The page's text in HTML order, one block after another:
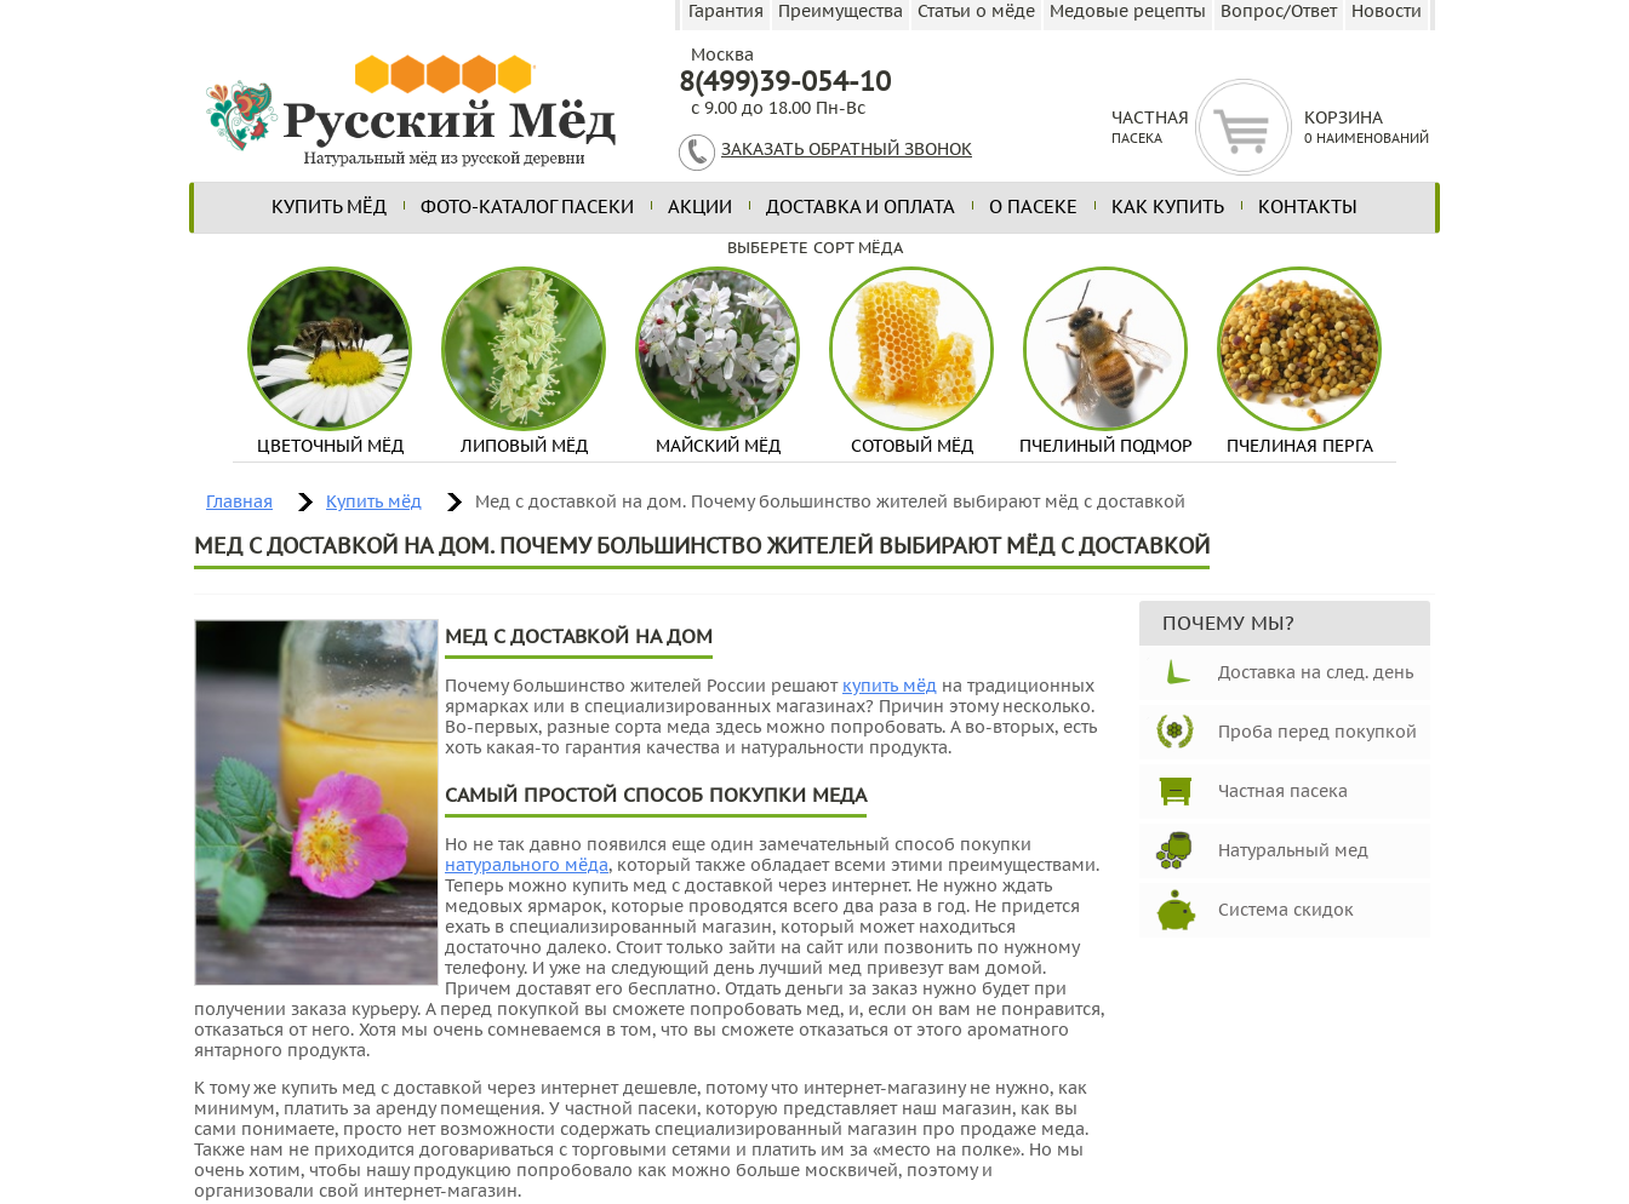
Гарантия Преимущества Статьи о мёде Медовые рецепты Вопрос/Ответ Новости
Москва
8(499)39-054-10
с 9.00 до 18.00 Пн-Вс
ЗАКАЗАТЬ ОБРАТНЫЙ ЗВОНОК
ЧАСТНАЯ
ПАСЕКА
КОРЗИНА
0 НАИМЕНОВАНИЙ
КУПИТЬ МЁД ФОТО-КАТАЛОГ ПАСЕКИ АКЦИИ ДОСТАВКА И ОПЛАТА О ПАСЕКЕ КАК КУПИТЬ КОНТАКТЫ
ВЫБЕРЕТЕ СОРТ МЁДА
ЦВЕТОЧНЫЙ МЁД ЛИПОВЫЙ МЁД МАЙСКИЙ МЁД СОТОВЫЙ МЁД ПЧЕЛИНЫЙ ПОДМОР ПЧЕЛИНАЯ ПЕРГА
Главная Купить мёд Мед с доставкой на дом. Почему большинство жителей выбирают мёд с доставкой
МЕД С ДОСТАВКОЙ НА ДОМ. ПОЧЕМУ БОЛЬШИНСТВО ЖИТЕЛЕЙ ВЫБИРАЮТ МЁД С ДОСТАВКОЙ
МЕД С ДОСТАВКОЙ НА ДОМ
Почему большинство жителей России решают купить мёд на традиционных
ярмарках или в специализированных магазинах? Причин этому несколько.
Во-первых, разные сорта меда здесь можно попробовать. А во-вторых, есть
хоть какая-то гарантия качества и натуральности продукта.
САМЫЙ ПРОСТОЙ СПОСОБ ПОКУПКИ МЕДА
Но не так давно появился еще один замечательный способ покупки
натурального мёда, который также обладает всеми этими преимуществами.
Теперь можно купить мед с доставкой через интернет. Не нужно ждать
медовых ярмарок, которые проводятся всего два раза в год. Не придется
ехать в специализированный магазин, который может находиться
достаточно далеко. Стоит только зайти на сайт или позвонить по нужному
телефону. И уже на следующий день лучший мед привезут вам домой.
Причем доставят его бесплатно. Отдать деньги за заказ нужно будет при
получении заказа курьеру. А перед покупкой вы сможете попробовать мед, и, если он вам не понравится,
отказаться от него. Хотя мы очень сомневаемся в том, что вы сможете отказаться от этого ароматного
янтарного продукта.
К тому же купить мед с доставкой через интернет дешевле, потому что интернет-магазину не нужно, как
минимум, платить за аренду помещения. У частной пасеки, которую представляет наш магазин, как вы
сами понимаете, просто нет возможности содержать специализированный магазин про продаже меда.
Также нам не приходится договариваться с торговыми сетями и платить им за «место на полке». Но мы
очень хотим, чтобы нашу продукцию попробовало как можно больше москвичей, поэтому и
организовали свой интернет-магазин.
ПОЧЕМУ МЫ?
Доставка на след. день
Проба перед покупкой
Частная пасека
Натуральный мед
Система скидок